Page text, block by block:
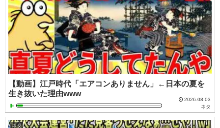
【動画】江戸時代「エアコンありません」←日本の夏を
生き抜いた理由www
2026.08.03
ネタ
ネタ